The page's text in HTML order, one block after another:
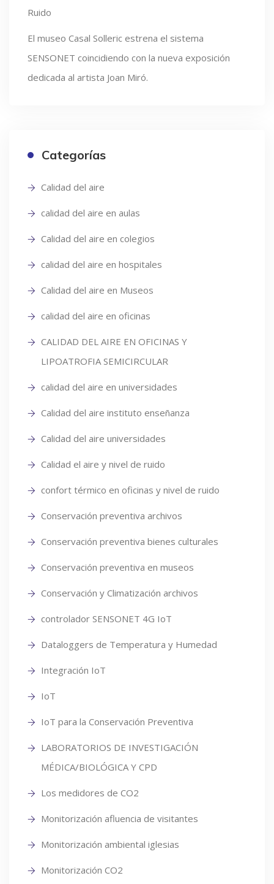
Ruido
El museo Casal Solleric estrena el sistema
SENSONET coincidiendo con la nueva exposición
dedicada al artista Joan Miró.
Categorías
Calidad del aire
calidad del aire en aulas
Calidad del aire en colegios
calidad del aire en hospitales
Calidad del aire en Museos
calidad del aire en oficinas
CALIDAD DEL AIRE EN OFICINAS Y
LIPOATROFIA SEMICIRCULAR
calidad del aire en universidades
Calidad del aire instituto enseñanza
Calidad del aire universidades
Calidad el aire y nivel de ruido
confort térmico en oficinas y nivel de ruido
Conservación preventiva archivos
Conservación preventiva bienes culturales
Conservación preventiva en museos
Conservación y Climatización archivos
controlador SENSONET 4G IoT
Dataloggers de Temperatura y Humedad
Integración IoT
IoT
IoT para la Conservación Preventiva
LABORATORIOS DE INVESTIGACIÓN
MÉDICA/BIOLÓGICA Y CPD
Los medidores de CO2
Monitorización afluencia de visitantes
Monitorización ambiental iglesias
Monitorización CO2